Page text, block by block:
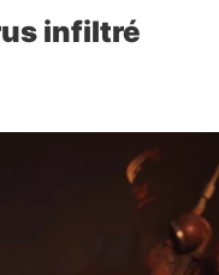
infiltré